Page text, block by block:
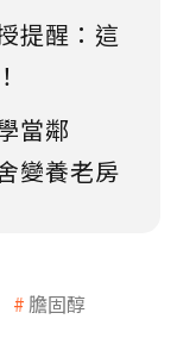
提醒：這
當鄰
變養老房
膽固醇